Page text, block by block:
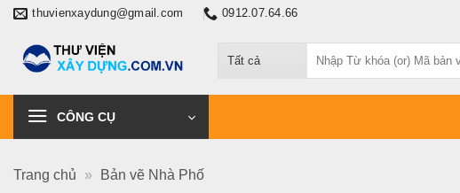
Chuyểnthuvienxaydung@gmail.com 0912.07.64.66
kiếm:
CÔNG CỤ
Trang chủ » Bản vẽ Nhà Phố